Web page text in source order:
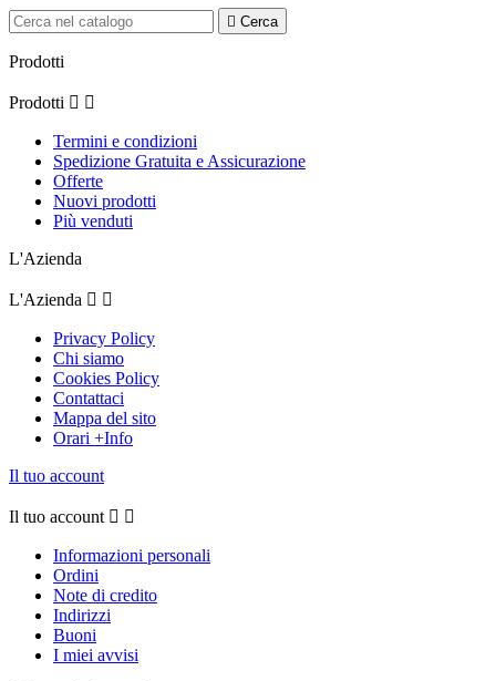
 Cerca
Prodotti
Prodotti  
Termini e condizioni
Spedizione Gratuita e Assicurazione
Offerte
Nuovi prodotti
Più venduti
L'Azienda
L'Azienda  
Privacy Policy
Chi siamo
Cookies Policy
Contattaci
Mappa del sito
Orari +Info
Il tuo account
Il tuo account  
Informazioni personali
Ordini
Note di credito
Indirizzi
Buoni
I miei avvisi